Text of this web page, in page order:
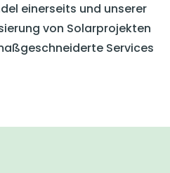
einerseits und unserer
von Solarprojekten
Services